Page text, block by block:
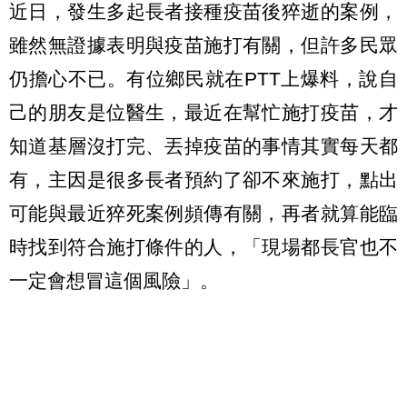
近日，發生多起長者接種疫苗後猝逝的案例，
雖然無證據表明與疫苗施打有關，但許多民眾
仍擔心不已。有位鄉民就在PTT上爆料，說自
己的朋友是位醫生，最近在幫忙施打疫苗，才
知道基層沒打完、丟掉疫苗的事情其實每天都
有，主因是很多長者預約了卻不來施打，點出
可能與最近猝死案例頻傳有關，再者就算能臨
時找到符合施打條件的人，「現場都長官也不
一定會想冒這個風險」。